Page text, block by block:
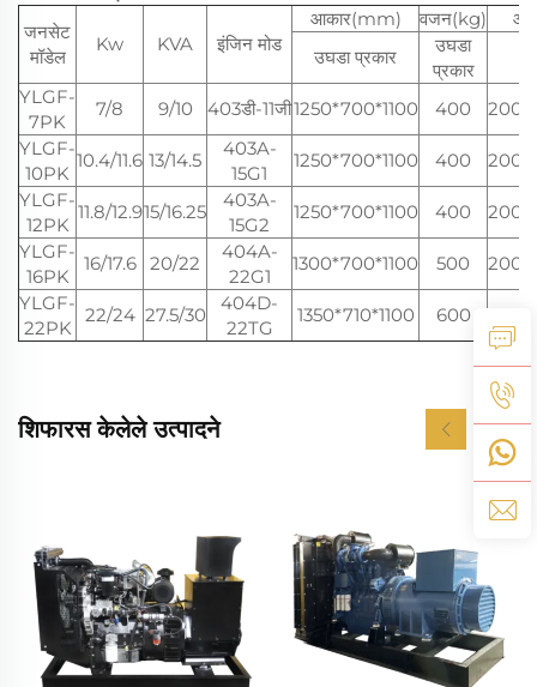
जनसेट
मॉडेल
Kw KVA इंजिन मोड
आकार(mm) वजन(kg)
उघडा प्रकार
उघडा
प्रकार
YLGF-
7PK
7/8 9/10 403डी-11जी1250*700*1100 400
YLGF-
10PK
10.4/11.6 13/14.5
403A-
15G1
1250*700*1100 400
YLGF-
12PK
11.8/12.915/16.25
403A-
15G2
1250*700*1100 400
YLGF-
16PK
16/17.6 20/22
404A-
22G1
1300*700*1100 500
YLGF-
22PK
22/24 27.5/30
404D-
22TG
1350*710*1100 600
शिफारस केलेले उत्पादने